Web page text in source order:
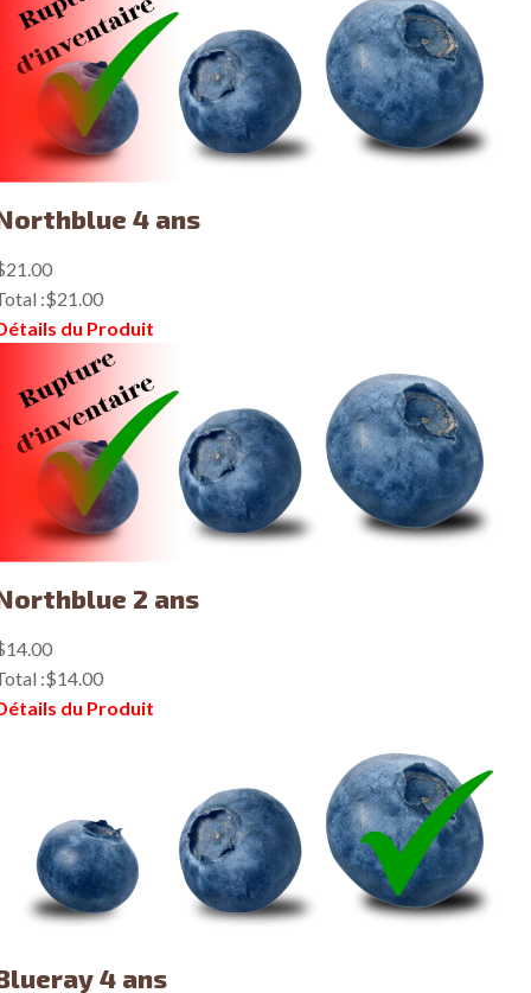
4 ans
:$21.00
du Produit
2 ans
:$14.00
du Produit
4 ans